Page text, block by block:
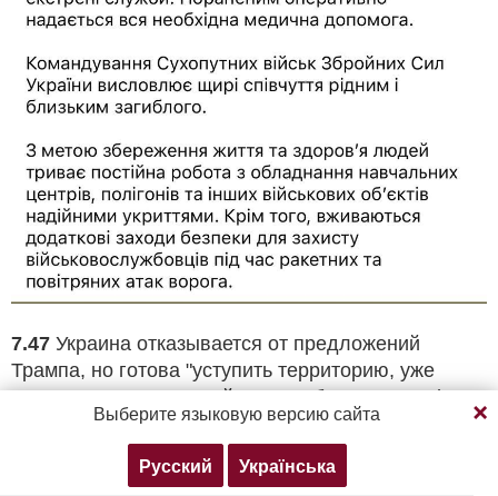
7.47 Украина отказывается от предложений
Трампа, но готова "уступить территорию, уже
удерживаемую Россией", пишет британская The
Telegraph.
"Зеленский заявил европейским лидерам, что они
Продолжая просмотр, вы соглашаетесь с нашей
политикой конфиденциальности
Согласен Подробнее
Выберите языковую версию сайта
Русский Українська